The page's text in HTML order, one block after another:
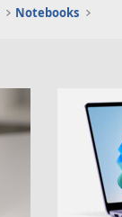
Notebooks